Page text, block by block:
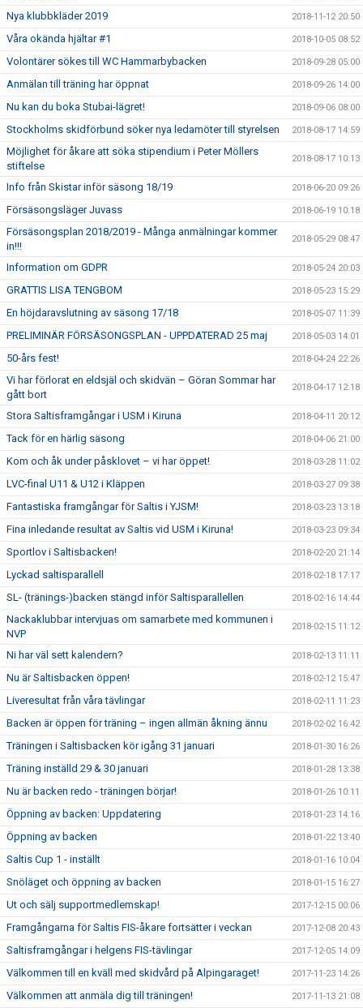
Nya klubbkläder 2019 2018-11-12 20:50
Våra okända hjältar #1 2018-10-05 08:52
Volontärer sökes till WC Hammarbybacken 2018-09-28 05:00
Anmälan till träning har öppnat 2018-09-26 14:00
Nu kan du boka Stubai-lägret! 2018-09-06 08:00
Stockholms skidförbund söker nya ledamöter till styrelsen 2018-08-17 14:59
Möjlighet för åkare att söka stipendium i Peter Möllers
stiftelse
2018-08-17 10:13
Info från Skistar inför säsong 18/19 2018-06-20 09:26
Försäsongsläger Juvass 2018-06-19 10:18
Försäsongsplan 2018/2019 - Många anmälningar kommer
in!!!
2018-05-29 08:47
Information om GDPR 2018-05-24 20:03
GRATTIS LISA TENGBOM 2018-05-23 15:29
En höjdaravslutning av säsong 17/18 2018-05-07 11:39
PRELIMINÄR FÖRSÄSONGSPLAN - UPPDATERAD 25 maj 2018-05-03 14:01
50-års fest! 2018-04-24 22:26
Vi har förlorat en eldsjäl och skidvän – Göran Sommar har
gått bort
2018-04-17 12:18
Stora Saltisframgångar i USM i Kiruna 2018-04-11 20:12
Tack för en härlig säsong 2018-04-06 21:00
Kom och åk under påsklovet – vi har öppet! 2018-03-28 11:02
LVC-final U11 & U12 i Kläppen 2018-03-27 09:38
Fantastiska framgångar för Saltis i YJSM! 2018-03-23 13:18
Fina inledande resultat av Saltis vid USM i Kiruna! 2018-03-23 09:34
Sportlov i Saltisbacken! 2018-02-20 21:14
Lyckad saltisparallell 2018-02-18 17:17
SL- (tränings-)backen stängd inför Saltisparallellen 2018-02-16 14:44
Nackaklubbar intervjuas om samarbete med kommunen i
NVP
2018-02-15 11:12
Ni har väl sett kalendern? 2018-02-13 11:11
Nu är Saltisbacken öppen! 2018-02-12 15:47
Liveresultat från våra tävlingar 2018-02-11 11:23
Backen är öppen för träning – ingen allmän åkning ännu 2018-02-02 16:42
Träningen i Saltisbacken kör igång 31 januari 2018-01-30 16:26
Träning inställd 29 & 30 januari 2018-01-28 13:38
Nu är backen redo - träningen börjar! 2018-01-26 10:11
Öppning av backen: Uppdatering 2018-01-23 14:16
Öppning av backen 2018-01-22 13:40
Saltis Cup 1 - inställt 2018-01-16 10:04
Snöläget och öppning av backen 2018-01-15 16:27
Ut och sälj supportmedlemskap! 2017-12-15 00:06
Framgångarna för Saltis FIS-åkare fortsätter i veckan 2017-12-08 20:43
Saltisframgångar i helgens FIS-tävlingar 2017-12-05 14:09
Välkommen till en kväll med skidvård på Alpingaraget! 2017-11-23 14:26
Välkommen att anmäla dig till träningen! 2017-11-13 21:08